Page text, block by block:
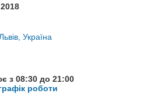
Україна
з 08:30 до 21:00
роботи